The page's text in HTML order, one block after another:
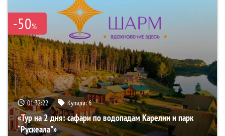
-50%
01:32:20 Купили:6
«Тур на 2 дня: сафари по водопадам Карелии и парк
“Рускеала"»